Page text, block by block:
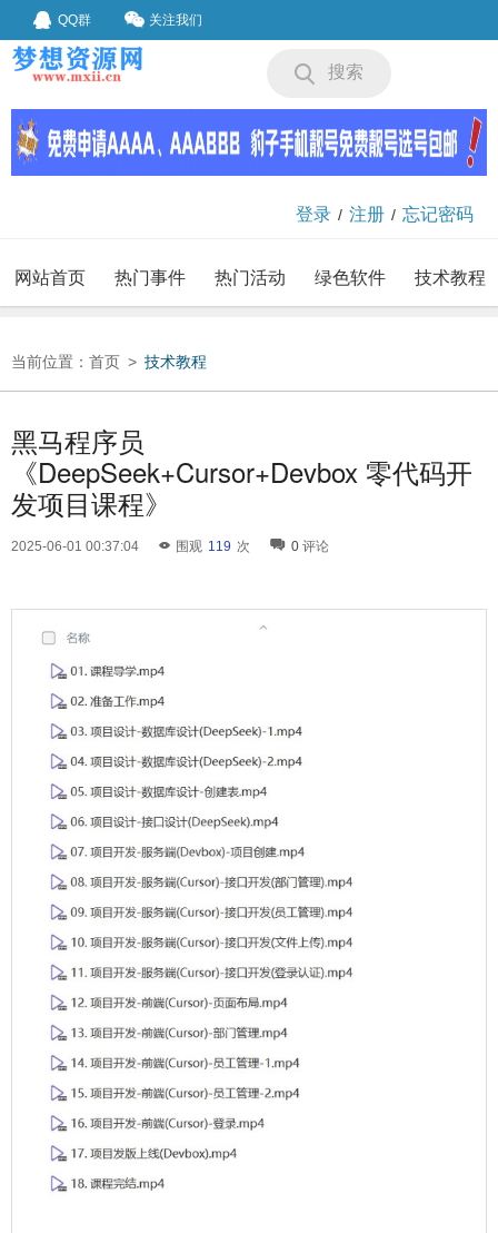
QQ群 关注我们
搜索
登录 / 注册 / 忘记密码
网站首页 热门事件 热门活动 绿色软件 技术教程
当前位置： 首页 > 技术教程
黑马程序员
《DeepSeek+Cursor+Devbox 零代码开
发项目课程》
2025-06-01 00:37:04 围观 119 次 0 评论